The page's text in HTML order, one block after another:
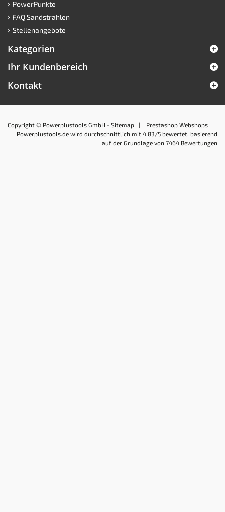
PowerPunkte
FAQ Sandstrahlen
Stellenangebote
Kategorien
Ihr Kundenbereich
Kontakt
Copyright © Powerplustools GmbH - Sitemap | Prestashop Webshops
Powerplustools.de wird durchschnittlich mit 4.83 /5 bewertet, basierend
auf der Grundlage von 7464 Bewertungen